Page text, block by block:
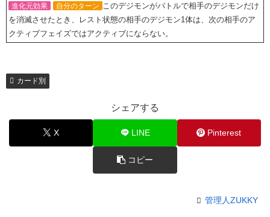
進化元効果 自分のターン
このデジモンがバトルで相手のデジモンだけ
を消滅させたとき、レスト状態の相手のデジモン1体は、次の相手のア
クティブフェイズではアクティブにならない。
カード別
シェアする
X LINE Pinterest
コピー
管理人ZUKKY